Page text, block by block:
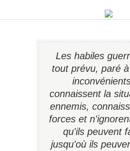
Les habiles
tout prévu, paré
connaissent la
ennemis,
forces et
qu'ils peuvent
jusqu'où ils